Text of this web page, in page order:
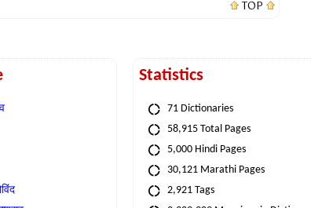
TOP
Statistics
71 Dictionaries
58,915 Total Pages
5,000 Hindi Pages
30,121 Marathi Pages
2,921 Tags